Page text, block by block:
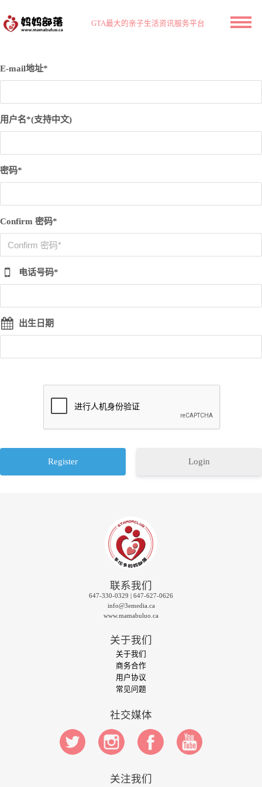
GTA最大的亲子生活资讯服务平台
E-mail地址*
用户名*(支持中文)
密码*
Confirm 密码*
电话号码*
出生日期
Login
联系我们
647-330-0329 | 647-627-0626
info@3emedia.ca
www.mamabuluo.ca
关于我们
关于我们
商务合作
用户协议
常见问题
社交媒体
关注我们